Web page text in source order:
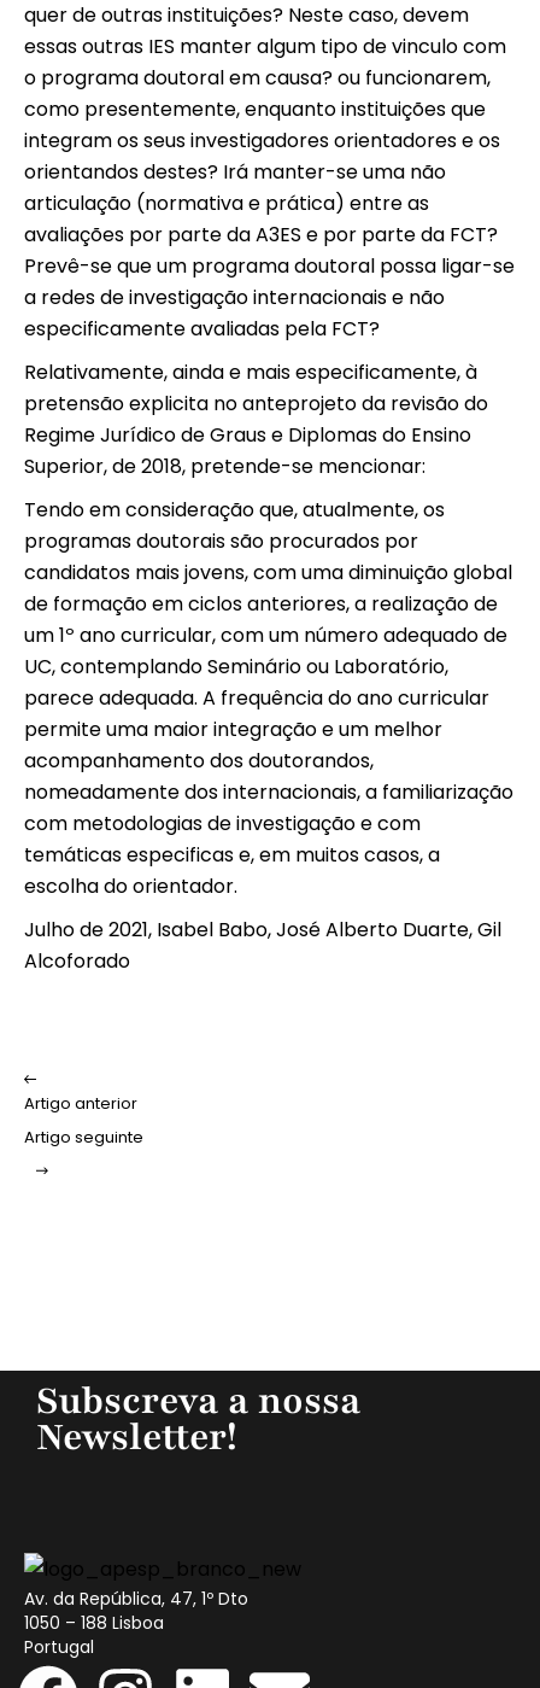
quer de outras instituições? Neste caso, devem
essas outras IES manter algum tipo de vinculo com
o programa doutoral em causa? ou funcionarem,
como presentemente, enquanto instituições que
integram os seus investigadores orientadores e os
orientandos destes? Irá manter-se uma não
articulação (normativa e prática) entre as
avaliações por parte da A3ES e por parte da FCT?
Prevê-se que um programa doutoral possa ligar-se
a redes de investigação internacionais e não
especificamente avaliadas pela FCT?
Relativamente, ainda e mais especificamente, à
pretensão explicita no anteprojeto da revisão do
Regime Jurídico de Graus e Diplomas do Ensino
Superior, de 2018, pretende-se mencionar:
Tendo em consideração que, atualmente, os
programas doutorais são procurados por
candidatos mais jovens, com uma diminuição global
de formação em ciclos anteriores, a realização de
um 1º ano curricular, com um número adequado de
UC, contemplando Seminário ou Laboratório,
parece adequada. A frequência do ano curricular
permite uma maior integração e um melhor
acompanhamento dos doutorandos,
nomeadamente dos internacionais, a familiarização
com metodologias de investigação e com
temáticas especificas e, em muitos casos, a
escolha do orientador.
Julho de 2021, Isabel Babo, José Alberto Duarte, Gil
Alcoforado
Artigo anterior
Artigo seguinte
Subscreva a nossa
Newsletter!
Av. da República, 47, 1º Dto
1050 – 188 Lisboa
Portugal